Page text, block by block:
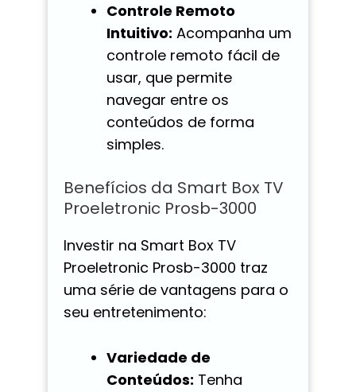
Controle Remoto
Intuitivo: Acompanha um
controle remoto fácil de
usar, que permite
navegar entre os
conteúdos de forma
simples.
Benefícios da Smart Box TV
Proeletronic Prosb-3000
Investir na Smart Box TV
Proeletronic Prosb-3000 traz
uma série de vantagens para o
seu entretenimento:
Variedade de
Conteúdos: Tenha